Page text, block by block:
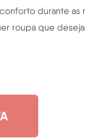
durante as
roupa que